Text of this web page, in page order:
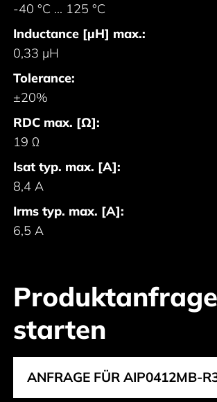
-40 °C ... 125 °C
Inductance [µH] max.:
0,33 µH
Tolerance:
±20%
RDC max. [Ω]:
19 Ω
Isat typ. max. [A]:
8,4 A
Irms typ. max. [A]:
6,5 A
Produktanfrage
starten
ANFRAGE FÜR AIP0412MB-